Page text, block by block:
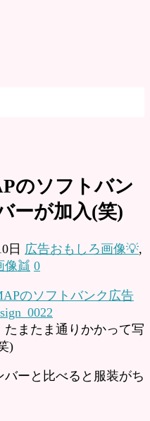
のソフトバン
ーが加入(笑)
日 広告おもしろ画像💡,
像👯 0
またま通りかかって写
)
ーと比べると服装がち